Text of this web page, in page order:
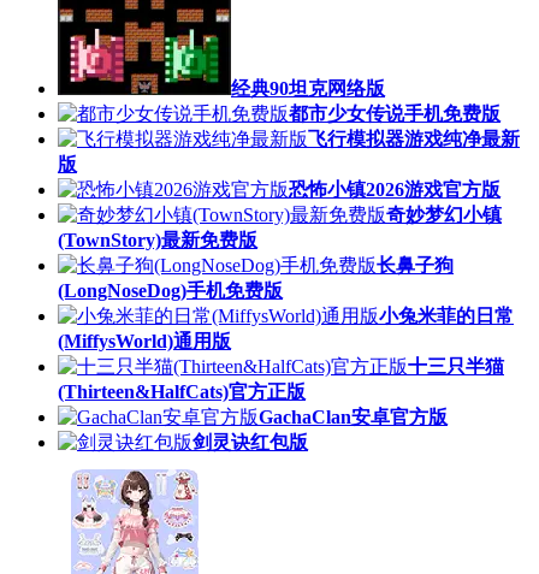
经典90坦克网络版
都市少女传说手机免费版
飞行模拟器游戏纯净最新
版
恐怖小镇2026游戏官方版
奇妙梦幻小镇
(TownStory)最新免费版
长鼻子狗
(LongNoseDog)手机免费版
小兔米菲的日常
(MiffysWorld)通用版
十三只半猫
(Thirteen&HalfCats)官方正版
GachaClan安卓官方版
剑灵诀红包版